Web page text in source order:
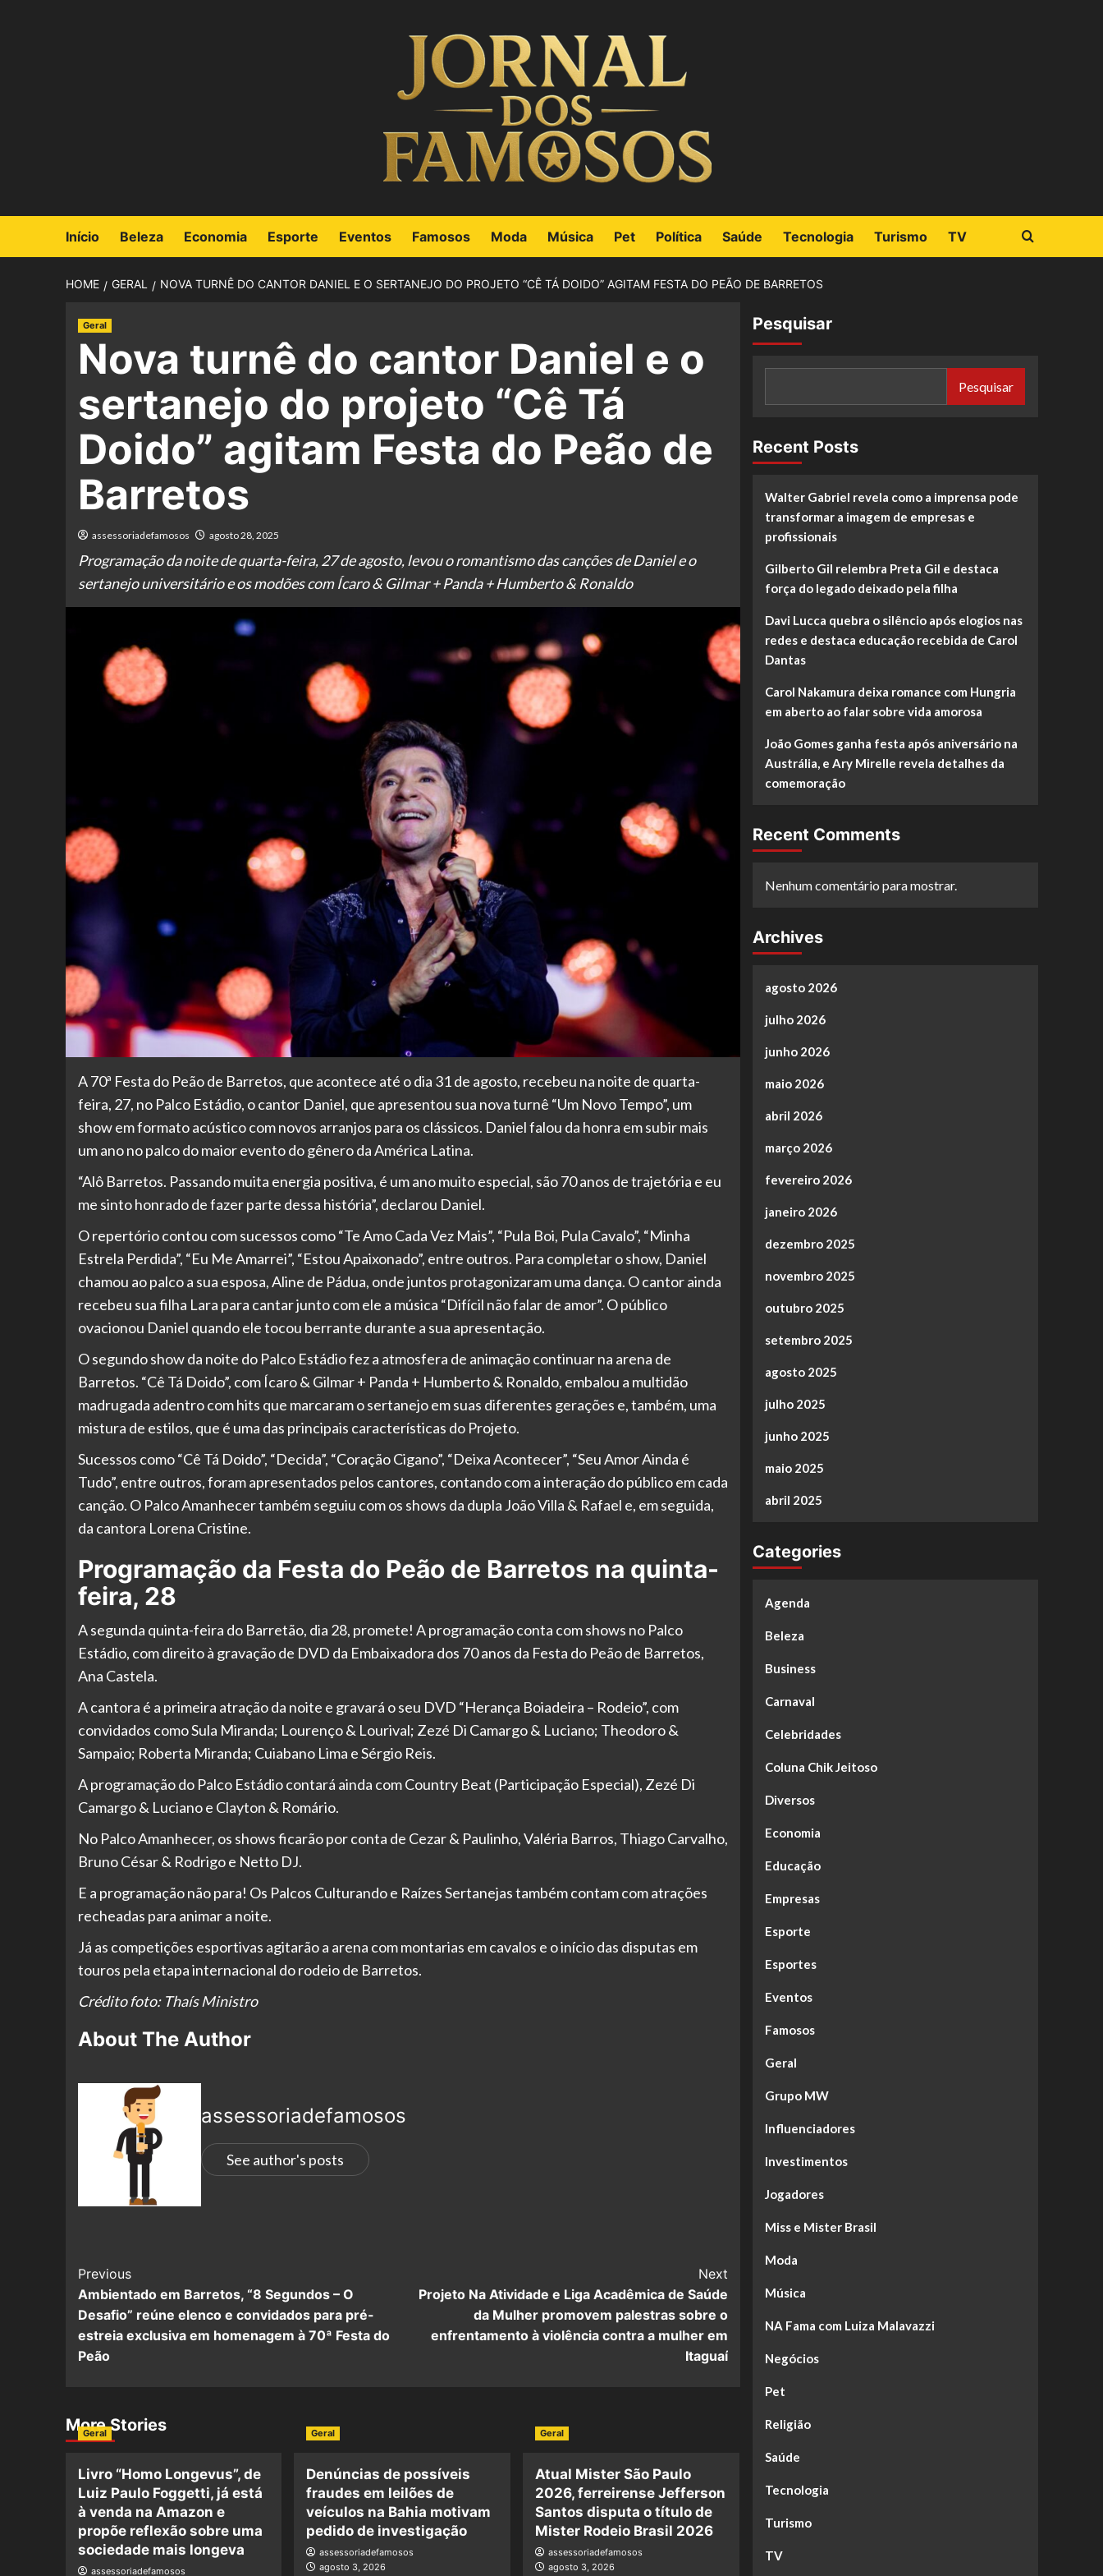
Início Beleza Economia Esporte Eventos Famosos Moda Música Pet Política Saúde Tecnologia Turismo TV
HOME GERAL NOVA TURNÊ DO CANTOR DANIEL E O SERTANEJO DO PROJETO “CÊ TÁ DOIDO” AGITAM FESTA DO PEÃO DE BARRETOS
Geral
Nova turnê do cantor Daniel e o
sertanejo do projeto “Cê Tá
Doido” agitam Festa do Peão de
Barretos
assessoriadefamosos agosto 28, 2025
Programação da noite de quarta-feira, 27 de agosto, levou o romantismo das canções de Daniel e o
sertanejo universitário e os modões com Ícaro & Gilmar + Panda + Humberto & Ronaldo
A 70ª Festa do Peão de Barretos, que acontece até o dia 31 de agosto, recebeu na noite de quarta-
feira, 27, no Palco Estádio, o cantor Daniel, que apresentou sua nova turnê “Um Novo Tempo”, um
show em formato acústico com novos arranjos para os clássicos. Daniel falou da honra em subir mais
um ano no palco do maior evento do gênero da América Latina.
“Alô Barretos. Passando muita energia positiva, é um ano muito especial, são 70 anos de trajetória e eu
me sinto honrado de fazer parte dessa história”, declarou Daniel.
O repertório contou com sucessos como “Te Amo Cada Vez Mais”, “Pula Boi, Pula Cavalo”, “Minha
Estrela Perdida”, “Eu Me Amarrei”, “Estou Apaixonado”, entre outros. Para completar o show, Daniel
chamou ao palco a sua esposa, Aline de Pádua, onde juntos protagonizaram uma dança. O cantor ainda
recebeu sua filha Lara para cantar junto com ele a música “Difícil não falar de amor”. O público
ovacionou Daniel quando ele tocou berrante durante a sua apresentação.
O segundo show da noite do Palco Estádio fez a atmosfera de animação continuar na arena de
Barretos. “Cê Tá Doido”, com Ícaro & Gilmar + Panda + Humberto & Ronaldo, embalou a multidão
madrugada adentro com hits que marcaram o sertanejo em suas diferentes gerações e, também, uma
mistura de estilos, que é uma das principais características do Projeto.
Sucessos como “Cê Tá Doido”, “Decida”, “Coração Cigano”, “Deixa Acontecer”, “Seu Amor Ainda é
Tudo”, entre outros, foram apresentados pelos cantores, contando com a interação do público em cada
canção. O Palco Amanhecer também seguiu com os shows da dupla João Villa & Rafael e, em seguida,
da cantora Lorena Cristine.
Programação da Festa do Peão de Barretos na quinta-
feira, 28
A segunda quinta-feira do Barretão, dia 28, promete! A programação conta com shows no Palco
Estádio, com direito à gravação de DVD da Embaixadora dos 70 anos da Festa do Peão de Barretos,
Ana Castela.
A cantora é a primeira atração da noite e gravará o seu DVD “Herança Boiadeira – Rodeio”, com
convidados como Sula Miranda; Lourenço & Lourival; Zezé Di Camargo & Luciano; Theodoro &
Sampaio; Roberta Miranda; Cuiabano Lima e Sérgio Reis.
A programação do Palco Estádio contará ainda com Country Beat (Participação Especial), Zezé Di
Camargo & Luciano e Clayton & Romário.
No Palco Amanhecer, os shows ficarão por conta de Cezar & Paulinho, Valéria Barros, Thiago Carvalho,
Bruno César & Rodrigo e Netto DJ.
E a programação não para! Os Palcos Culturando e Raízes Sertanejas também contam com atrações
recheadas para animar a noite.
Já as competições esportivas agitarão a arena com montarias em cavalos e o início das disputas em
touros pela etapa internacional do rodeio de Barretos.
Crédito foto: Thaís Ministro
About The Author
assessoriadefamosos
See author's posts
Previous
Ambientado em Barretos, “8 Segundos – O
Desafio” reúne elenco e convidados para pré-
estreia exclusiva em homenagem à 70ª Festa do
Peão
Next
Projeto Na Atividade e Liga Acadêmica de Saúde
da Mulher promovem palestras sobre o
enfrentamento à violência contra a mulher em
Itaguaí
More Stories
Geral
Livro “Homo Longevus”, de
Luiz Paulo Foggetti, já está
à venda na Amazon e
propõe reflexão sobre uma
sociedade mais longeva
assessoriadefamosos
Geral
Denúncias de possíveis
fraudes em leilões de
veículos na Bahia motivam
pedido de investigação
assessoriadefamosos
agosto 3, 2026
Geral
Atual Mister São Paulo
2026, ferreirense Jefferson
Santos disputa o título de
Mister Rodeio Brasil 2026
assessoriadefamosos
agosto 3, 2026
Pesquisar
Pesquisar
Recent Posts
Walter Gabriel revela como a imprensa pode
transformar a imagem de empresas e
profissionais
Gilberto Gil relembra Preta Gil e destaca
força do legado deixado pela filha
Davi Lucca quebra o silêncio após elogios nas
redes e destaca educação recebida de Carol
Dantas
Carol Nakamura deixa romance com Hungria
em aberto ao falar sobre vida amorosa
João Gomes ganha festa após aniversário na
Austrália, e Ary Mirelle revela detalhes da
comemoração
Recent Comments
Nenhum comentário para mostrar.
Archives
agosto 2026
julho 2026
junho 2026
maio 2026
abril 2026
março 2026
fevereiro 2026
janeiro 2026
dezembro 2025
novembro 2025
outubro 2025
setembro 2025
agosto 2025
julho 2025
junho 2025
maio 2025
abril 2025
Categories
Agenda
Beleza
Business
Carnaval
Celebridades
Coluna Chik Jeitoso
Diversos
Economia
Educação
Empresas
Esporte
Esportes
Eventos
Famosos
Geral
Grupo MW
Influenciadores
Investimentos
Jogadores
Miss e Mister Brasil
Moda
Música
NA Fama com Luiza Malavazzi
Negócios
Pet
Religião
Saúde
Tecnologia
Turismo
TV